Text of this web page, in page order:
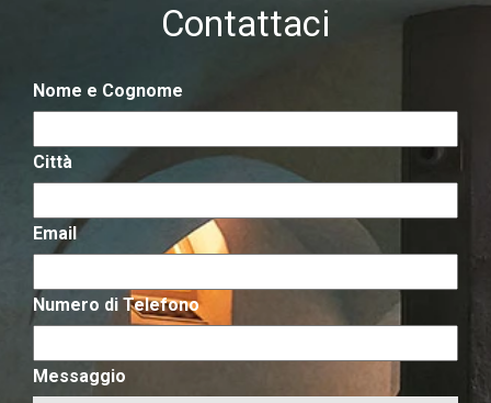
Contattaci
Nome e Cognome
Città
Email
Numero di Telefono
Messaggio